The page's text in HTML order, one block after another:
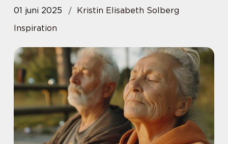
01 juni 2025
Kristin Elisabeth Solberg
Inspiration